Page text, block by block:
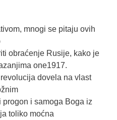
mnogi se pitaju ovih
obraćenje Rusije, kako je
one1917.
dovela na vlast
i samoga Boga iz
toliko moćna